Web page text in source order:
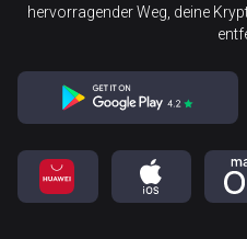
hervorragender Weg, deine